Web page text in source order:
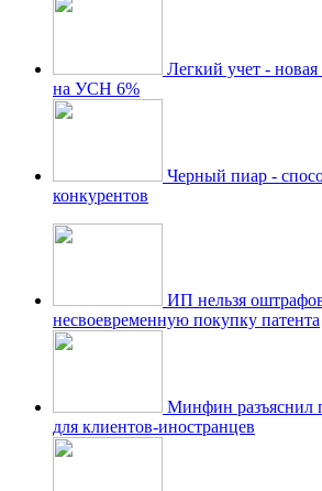
Легкий учет -
на УСН 6%
Черный пиар -
конкурентов
ИП нельзя
несвоевременную покупку патента
Минфин разъяснил
для клиентов-иностранцев